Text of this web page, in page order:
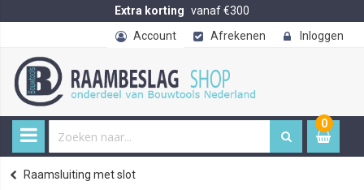
Extra korting vanaf €300
Account
Afrekenen Inloggen
0
item
Home
Raamsluiting met slot